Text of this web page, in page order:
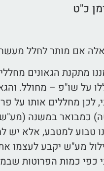
כ"ט
אם מותר לחלל
מתקנת הגאונים
על שו"פ – מחולל.
לכן מחללים אותו על
כמבואר במשנה
טבוע למטבע, אלא יש
מע"ש יקבע לעצמו
כפי כמות הפרוטות